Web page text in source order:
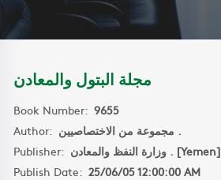
مجلة البتول والمعادن
Book Number: 9655
Author:
مجموعة من الاختصاصيين .
Publisher:
وزارة النفظ والمعادن . [Yemen]
Publish Date: 25/06/05 12:00:00 AM